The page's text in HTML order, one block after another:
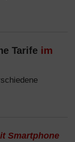
Tarife im
Smartphone